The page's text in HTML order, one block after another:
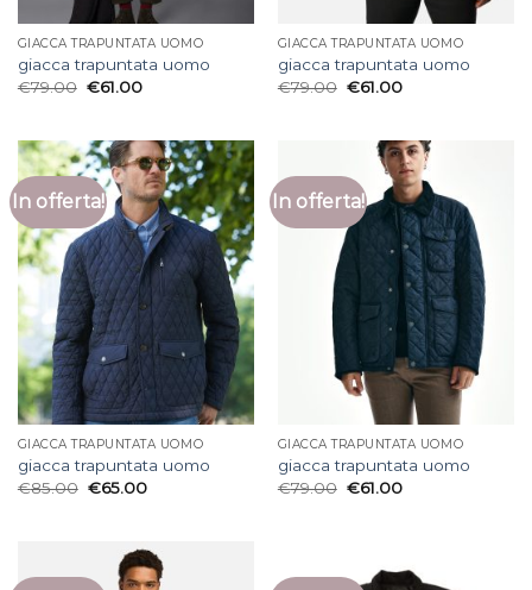
GIACCA TRAPUNTATA UOMO
giacca trapuntata uomo
€79.00 €61.00
GIACCA TRAPUNTATA UOMO
giacca trapuntata uomo
€79.00 €61.00
In offerta!
GIACCA TRAPUNTATA UOMO
giacca trapuntata uomo
€85.00 €65.00
In offerta!
GIACCA TRAPUNTATA UOMO
giacca trapuntata uomo
€79.00 €61.00